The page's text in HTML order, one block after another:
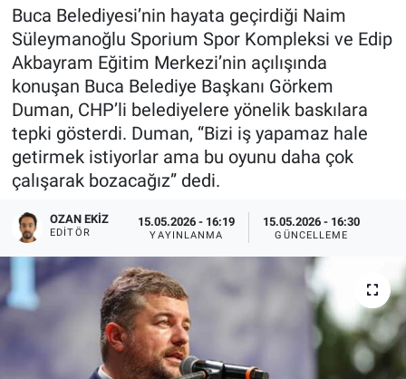
Buca Belediyesi’nin hayata geçirdiği Naim
Süleymanoğlu Sporium Spor Kompleksi ve Edip
Akbayram Eğitim Merkezi’nin açılışında
konuşan Buca Belediye Başkanı Görkem
Duman, CHP’li belediyelere yönelik baskılara
tepki gösterdi. Duman, “Bizi iş yapamaz hale
getirmek istiyorlar ama bu oyunu daha çok
çalışarak bozacağız” dedi.
OZAN EKIZ
EDITÖR
15.05.2026 - 16:19
YAYINLANMA
15.05.2026 - 16:30
GÜNCELLEME